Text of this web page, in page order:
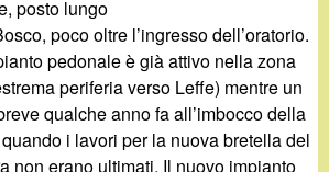
c
a
posto lungo
poco oltre l’ingresso dell’oratorio.
pedonale è già attivo nella zona
periferia verso Leffe) mentre un
qualche anno fa all’imbocco della
i lavori per la nuova bretella del
non erano ultimati. Il nuovo impianto